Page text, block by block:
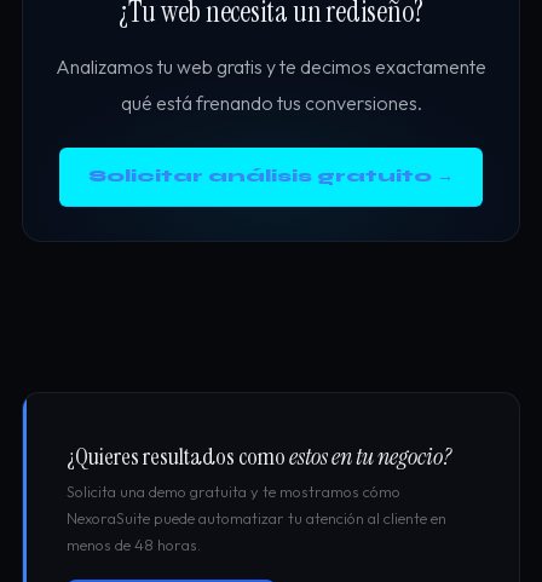
¿Tu web necesita un rediseño?
Analizamos tu web gratis y te decimos exactamente
qué está frenando tus conversiones.
Solicitar análisis gratuito →
¿Quieres resultados comoestos en tu negocio?
Solicita una demo gratuita y te mostramos cómo
NexoraSuite puede automatizar tu atención al cliente en
menos de 48 horas.